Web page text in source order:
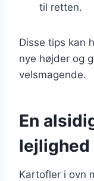
til retten.
Disse tips kan
nye højder og
velsmagende.
En
lejlighed
Kartofler i ovn